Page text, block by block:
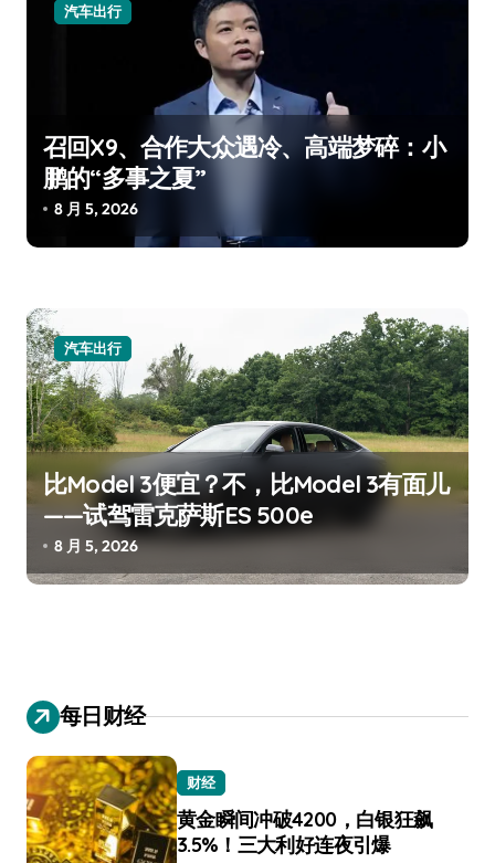
汽车出行
召回X9、合作大众遇冷、高端梦碎：小
鹏的“多事之夏”
8 月 5, 2026
汽车出行
比Model 3便宜？不，比Model 3有面儿
——试驾雷克萨斯ES 500e
8 月 5, 2026
每日财经
财经
黄金瞬间冲破4200，白银狂飙
3.5%！三大利好连夜引爆